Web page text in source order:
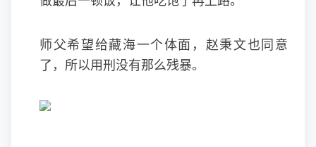
师父希望给藏海一个体面，赵秉文也同意
了，所以用刑没有那么残暴。